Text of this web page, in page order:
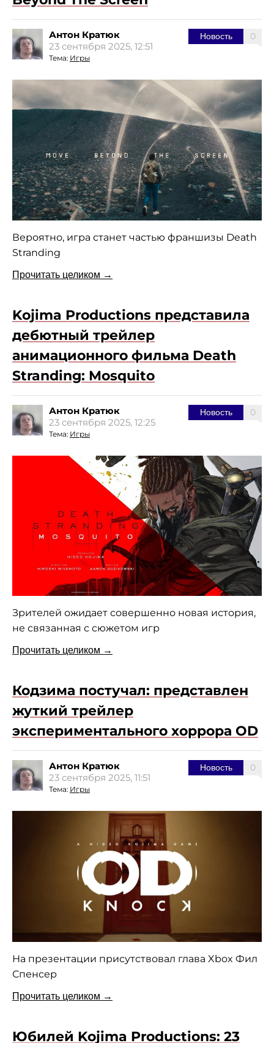
0
Новость
Антон Кратюк
23 сентября 2025, 12:51
Тема: Игры
Вероятно, игра станет частью франшизы Death
Stranding
Прочитать целиком →
Kojima Productions представила
дебютный трейлер
анимационного фильма Death
Stranding: Mosquito
0
Новость
Антон Кратюк
23 сентября 2025, 12:25
Тема: Игры
Зрителей ожидает совершенно новая история,
не связанная с сюжетом игр
Прочитать целиком →
Кодзима постучал: представлен
жуткий трейлер
экспериментального хоррора OD
0
Новость
Антон Кратюк
23 сентября 2025, 11:51
Тема: Игры
На презентации присутствовал глава Xbox Фил
Спенсер
Прочитать целиком →
Юбилей Kojima Productions: 23